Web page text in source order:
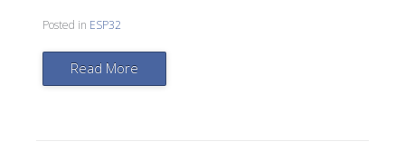
Posted in ESP32
Read More